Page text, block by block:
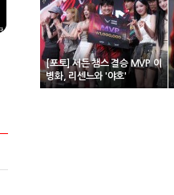
[포토] 서든 챔스 결승 MVP 이
병화, 리센느와 '야호'